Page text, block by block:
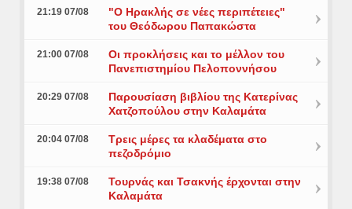
21:19 07/08
"Ο Ηρακλής σε νέες περιπέτειες"
του Θεόδωρου Παπακώστα
21:00 07/08
Οι προκλήσεις και το μέλλον του
Πανεπιστημίου Πελοποννήσου
20:29 07/08
Παρουσίαση βιβλίου της Κατερίνας
Χατζοπούλου στην Καλαμάτα
20:04 07/08
Τρεις μέρες τα κλαδέματα στο
πεζοδρόμιο
19:38 07/08
Τουρνάς και Τσακνής έρχονται στην
Καλαμάτα